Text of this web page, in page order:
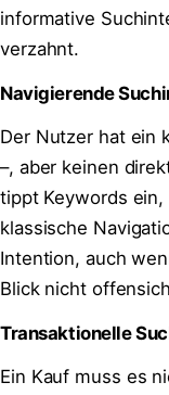
informative
verzahnt.
Navigierende
Der Nutzer hat ein
–, aber keinen
tippt Keywords
klassische
Intention, auch
Blick nicht
Transaktionelle
Ein Kauf muss es